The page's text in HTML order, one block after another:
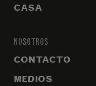
CASA
NOSOTROS
CONTACTO
MEDIOS